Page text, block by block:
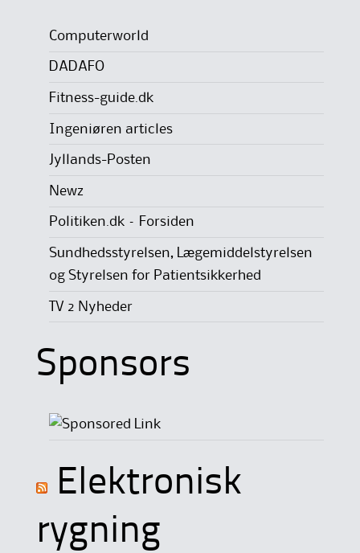
Computerworld
DADAFO
Fitness-guide.dk
Ingeniøren articles
Jyllands-Posten
Newz
Politiken.dk – Forsiden
Sundhedsstyrelsen, Lægemiddelstyrelsen
og Styrelsen for Patientsikkerhed
TV 2 Nyheder
Sponsors
Elektronisk
rygning